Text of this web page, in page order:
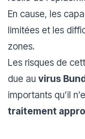
En cause, les
limitées et les
zones.
Les risques de
due au virus
importants qu’il
traitement